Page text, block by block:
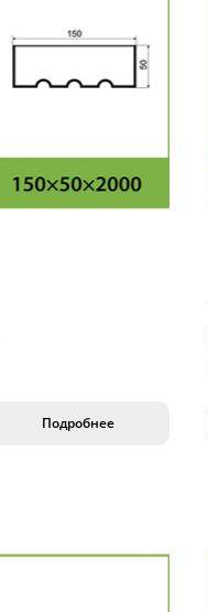
Подробнее